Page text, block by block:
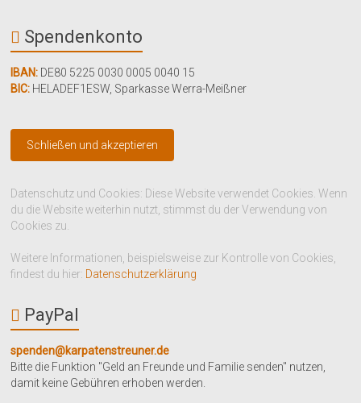
Spendenkonto
IBAN: DE80 5225 0030 0005 0040 15
BIC: HELADEF1ESW Sparkasse Werra-Meißner
Datenschutz und Cookies: Diese Website verwendet Cookies. Wenn
du die Website weiterhin nutzt, stimmst du der Verwendung von
Cookies zu.
Weitere Informationen, beispielsweise zur Kontrolle von Cookies,
findest du hier: Datenschutzerklärung
PayPal
spenden@karpatenstreuner.de
Bitte die Funktion "Geld an Freunde und Familie senden" nutzen,
damit keine Gebühren erhoben werden.